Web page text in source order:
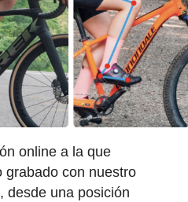
online a la que
grabado con nuestro
desde una posición